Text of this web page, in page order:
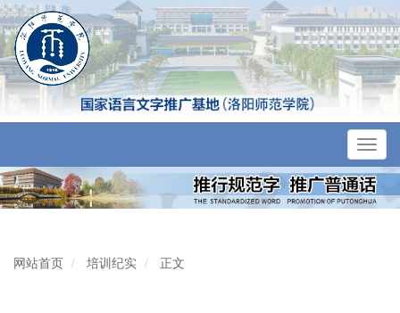
网站首页 培训纪实 正文